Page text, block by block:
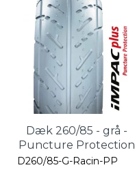
Dæk 260/85 - grå -
Puncture Protection
D260/85-G-Racin-PP